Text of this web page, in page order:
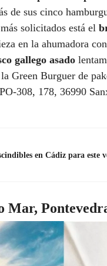
de sus cinco
solicitados está el
en la ahumadora
gallego asado
Green Burguer de
308, 178, 36990
en Cádiz para este
Mar,